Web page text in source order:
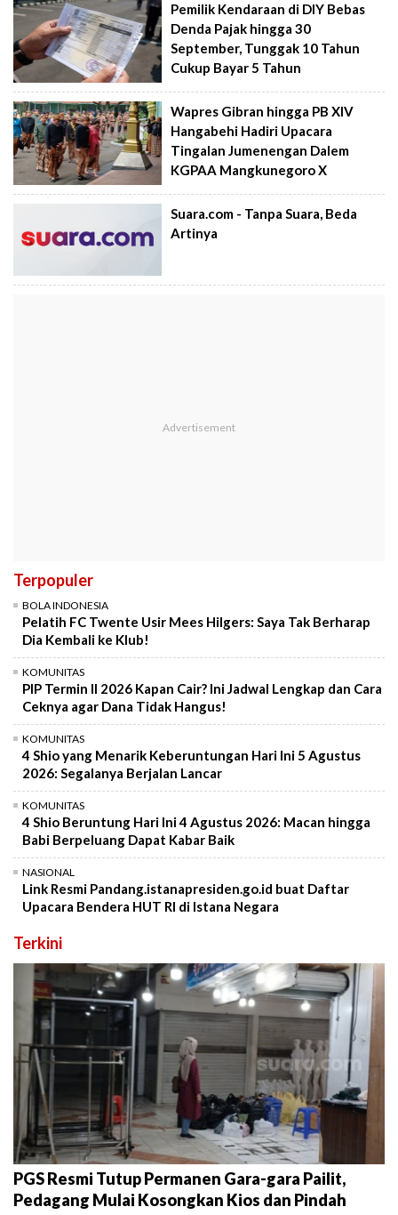
Pemilik Kendaraan di DIY Bebas
Denda Pajak hingga 30
September, Tunggak 10 Tahun
Cukup Bayar 5 Tahun
Wapres Gibran hingga PB XIV
Hangabehi Hadiri Upacara
Tingalan Jumenengan Dalem
KGPAA Mangkunegoro X
Suara.com - Tanpa Suara, Beda
Artinya
Terpopuler
BOLA INDONESIA
Pelatih FC Twente Usir Mees Hilgers: Saya Tak Berharap
Dia Kembali ke Klub!
KOMUNITAS
PIP Termin II 2026 Kapan Cair? Ini Jadwal Lengkap dan Cara
Ceknya agar Dana Tidak Hangus!
KOMUNITAS
4 Shio yang Menarik Keberuntungan Hari Ini 5 Agustus
2026: Segalanya Berjalan Lancar
KOMUNITAS
4 Shio Beruntung Hari Ini 4 Agustus 2026: Macan hingga
Babi Berpeluang Dapat Kabar Baik
NASIONAL
Link Resmi Pandang.istanapresiden.go.id buat Daftar
Upacara Bendera HUT RI di Istana Negara
Terkini
PGS Resmi Tutup Permanen Gara-gara Pailit,
Pedagang Mulai Kosongkan Kios dan Pindah